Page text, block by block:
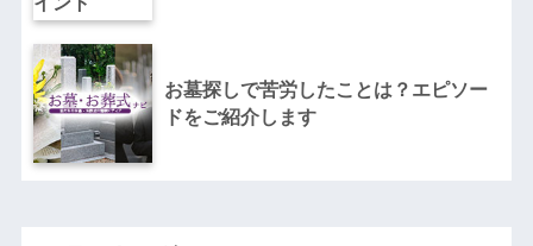
お墓探しで苦労したことは？エピソー
ドをご紹介します